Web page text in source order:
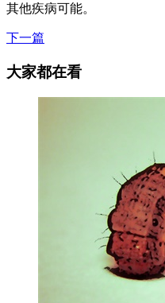
其他疾病可能。
下一篇
大家都在看